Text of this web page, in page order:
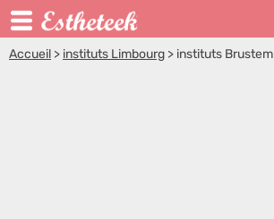
Accueil > instituts Limbourg > instituts Brustem